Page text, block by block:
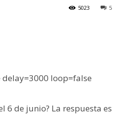
5
5023
loop=false
6 de junio? La respuesta es